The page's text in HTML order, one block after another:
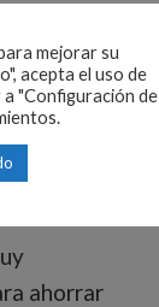
VR. En
con Nougat
bien y
ahorrar
mejorar su
acepta el uso de
"Configuración de